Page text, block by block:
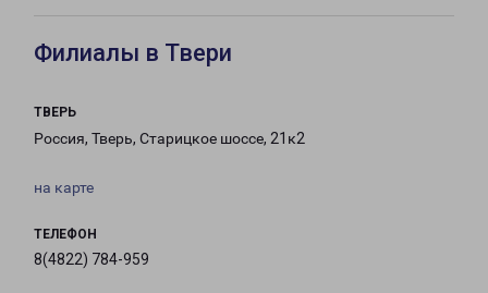
Филиалы в Твери
ТВЕРЬ
Россия, Тверь, Старицкое шоссе, 21к2
на карте
ТЕЛЕФОН
8(4822) 784-959